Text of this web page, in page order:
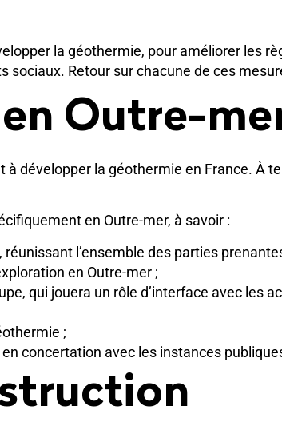
la géothermie, pour améliorer les
sociaux. Retour sur chacune de ces
Outre-
développer la géothermie en France. À
en Outre-mer, à savoir :
l’ensemble des parties
en Outre-mer ;
qui jouera un rôle d’interface avec les
;
concertation avec les instances